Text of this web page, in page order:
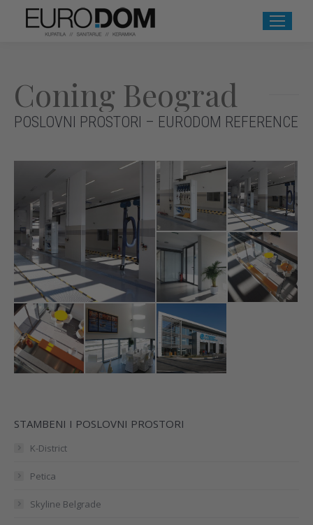
Coning Beograd
POSLOVNI PROSTORI – EURODOM REFERENCE
STAMBENI I POSLOVNI PROSTORI
K-District
Petica
Skyline Belgrade